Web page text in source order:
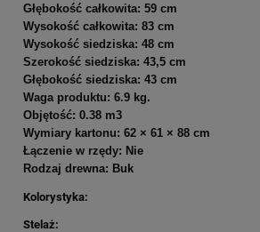
Głębokość całkowita: 59 cm
Wysokość całkowita: 83 cm
Wysokość siedziska: 48 cm
Szerokość siedziska: 43,5 cm
Głębokość siedziska: 43 cm
Waga produktu: 6.9 kg.
Objętość: 0.38 m3
Wymiary kartonu: 62 × 61 × 88 cm
Łączenie w rzędy: Nie
Rodzaj drewna: Buk
Kolorystyka:
Stelaż: